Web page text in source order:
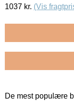
1037 kr. (Vis
De mest populære